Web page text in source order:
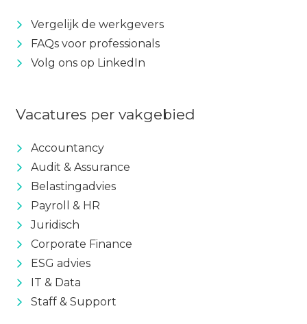
Vergelijk de werkgevers
FAQs voor professionals
Volg ons op LinkedIn
Vacatures per vakgebied
Accountancy
Audit & Assurance
Belastingadvies
Payroll & HR
Juridisch
Corporate Finance
ESG advies
IT & Data
Staff & Support